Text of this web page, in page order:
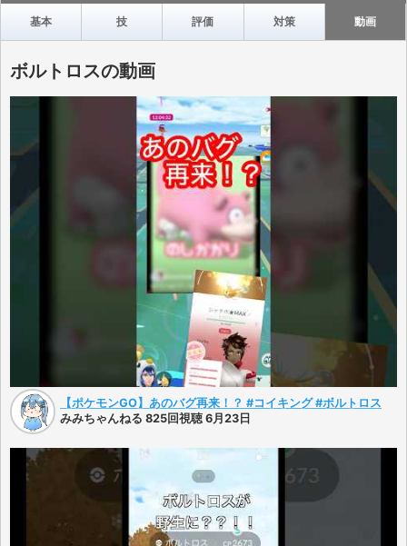
基本 技 評価 対策 動画
ボルトロスの動画
【ポケモンGO】あのバグ再来！？ #コイキング #ボルトロス
みみちゃんねる 825回視聴 6月23日